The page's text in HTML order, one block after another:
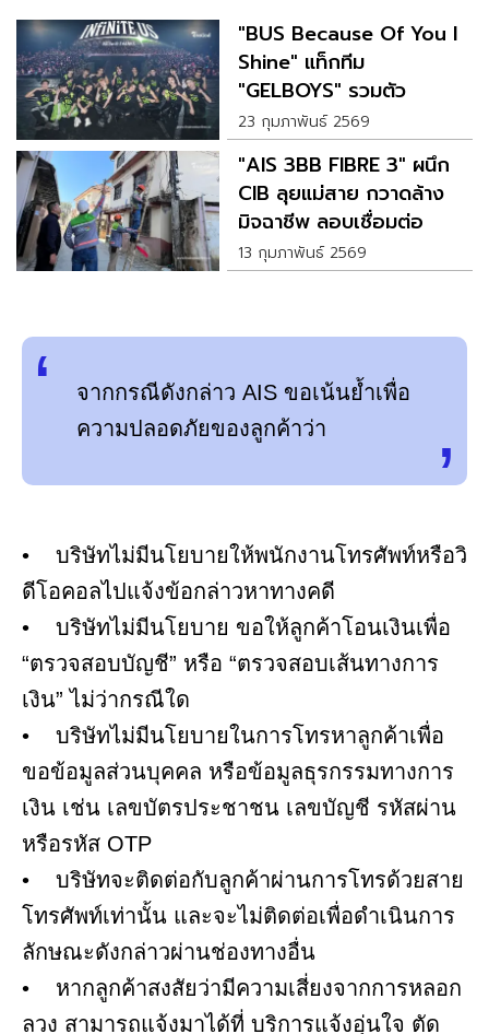
"BUS Because Of You I
Shine" แท็กทีม
"GELBOYS" รวมตัว
สะเทือนเวที เสิร์ฟความฟิน
ให้ลูกค้า AIS
23 กุมภาพันธ์ 2569
"AIS 3BB FIBRE 3" ผนึก
CIB ลุยแม่สาย กวาดล้าง
มิจฉาชีพ ลอบเชื่อมต่อ
อุปกรณ์เถื่อนข้ามแดน
13 กุมภาพันธ์ 2569
จากกรณีดังกล่าว AIS ขอเน้นย้ำเพื่อ
ความปลอดภัยของลูกค้าว่า
• บริษัทไม่มีนโยบายให้พนักงานโทรศัพท์หรือวิ
ดีโอคอลไปแจ้งข้อกล่าวหาทางคดี
• บริษัทไม่มีนโยบาย ขอให้ลูกค้าโอนเงินเพื่อ
“ตรวจสอบบัญชี” หรือ “ตรวจสอบเส้นทางการ
เงิน” ไม่ว่ากรณีใด
• บริษัทไม่มีนโยบายในการโทรหาลูกค้าเพื่อ
ขอข้อมูลส่วนบุคคล หรือข้อมูลธุรกรรมทางการ
เงิน เช่น เลขบัตรประชาชน เลขบัญชี รหัสผ่าน
หรือรหัส OTP
• บริษัทจะติดต่อกับลูกค้าผ่านการโทรด้วยสาย
โทรศัพท์เท่านั้น และจะไม่ติดต่อเพื่อดำเนินการ
ลักษณะดังกล่าวผ่านช่องทางอื่น
• หากลูกค้าสงสัยว่ามีความเสี่ยงจากการหลอก
ลวง สามารถแจ้งมาได้ที่ บริการแจ้งอุ่นใจ ตัด